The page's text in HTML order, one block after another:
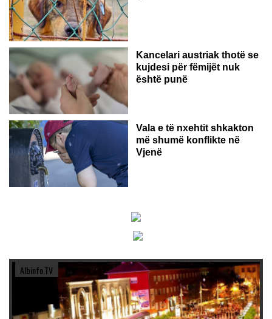
Kancelari austriak thotë se
kujdesi për fëmijët nuk
është punë
Vala e të nxehtit shkakton
më shumë konflikte në
Vjenë
Albinfo.TV